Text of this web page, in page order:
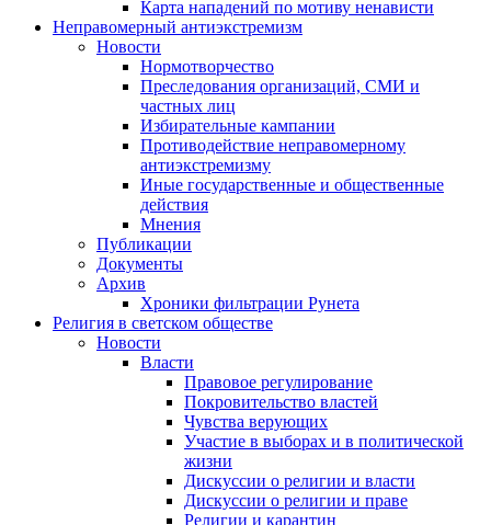
Карта нападений по мотиву ненависти
Неправомерный антиэкстремизм
Новости
Нормотворчество
Преследования организаций, СМИ и
частных лиц
Избирательные кампании
Противодействие неправомерному
антиэкстремизму
Иные государственные и общественные
действия
Мнения
Публикации
Документы
Архив
Хроники фильтрации Рунета
Религия в светском обществе
Новости
Власти
Правовое регулирование
Покровительство властей
Чувства верующих
Участие в выборах и в политической
жизни
Дискуссии о религии и власти
Дискуссии о религии и праве
Религии и карантин